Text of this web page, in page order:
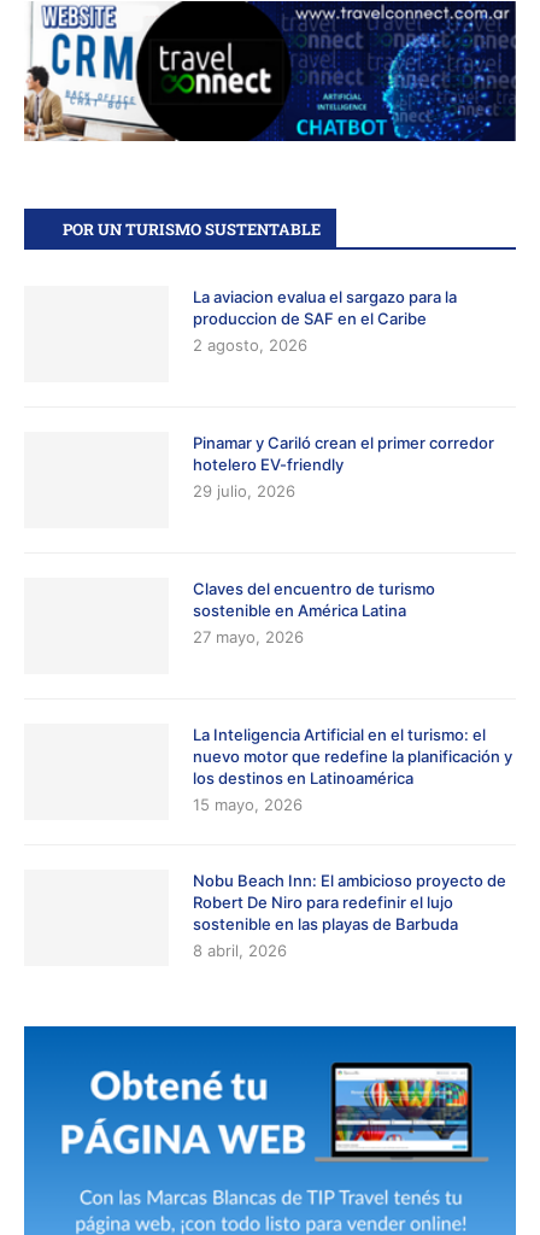
POR UN TURISMO SUSTENTABLE
La aviacion evalua el sargazo para la
produccion de SAF en el Caribe
2 agosto, 2026
Pinamar y Cariló crean el primer corredor
hotelero EV-friendly
29 julio, 2026
Claves del encuentro de turismo
sostenible en América Latina
27 mayo, 2026
La Inteligencia Artificial en el turismo: el
nuevo motor que redefine la planificación y
los destinos en Latinoamérica
15 mayo, 2026
Nobu Beach Inn: El ambicioso proyecto de
Robert De Niro para redefinir el lujo
sostenible en las playas de Barbuda
8 abril, 2026